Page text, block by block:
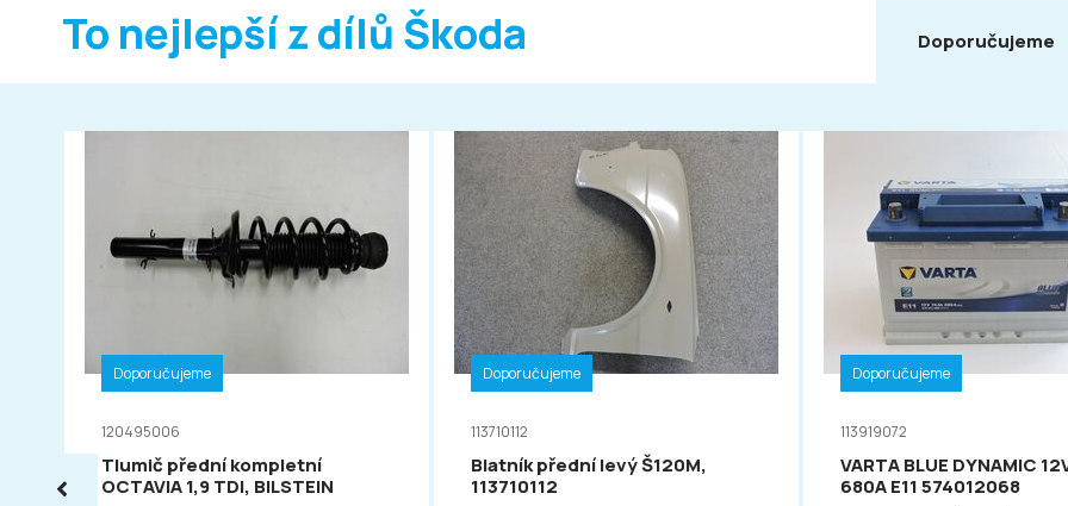
To nejlepší z dílů Škoda Doporučujeme
Doporučujeme
120495006
Tlumič přední kompletní
OCTAVIA 1,9 TDI, BILSTEIN
Doporučujeme
113710112
Blatník přední levý Š120M,
113710112
Doporučujeme
113919072
VARTA BLUE DYNAMIC
680A E11 574012068